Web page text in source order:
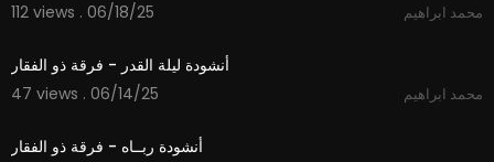
112 views . 06/18/25
محمد ابراهيم
أنشودة ليلة القدر - فرقة ذو الفقار
47 views . 06/14/25
محمد ابراهيم
أنشودة ربــاه - فرقة ذو الفقار